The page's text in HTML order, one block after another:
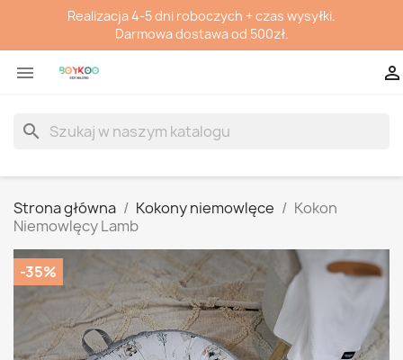
Realizacja 4-5 dni roboczych + czas wysyłki.
Darmowa dostawa od 500zł.
 
search
Strona główna Kokony niemowlęce
Kokon
Niemowlęcy Lamb
-35%